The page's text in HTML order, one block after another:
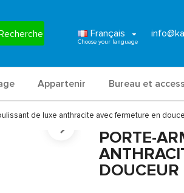
Recherche Français
Appartenir Bureau et
de luxe anthracite avec fermeture en
PORTE-
DOUCEUR